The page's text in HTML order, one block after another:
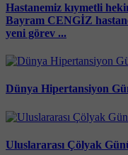
Hastanemiz kıymetli
Bayram CENGİZ
yeni görev ...
Dünya Hipertansiyon
Uluslararası Çölyak